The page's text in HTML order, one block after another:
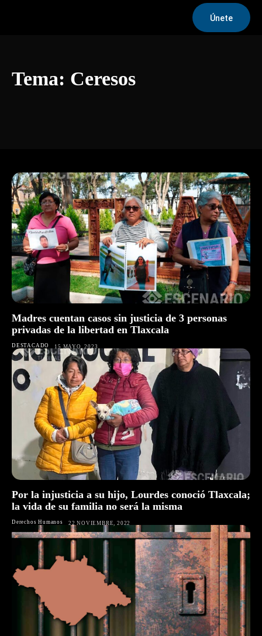
Únete
Tema: Ceresos
Madres cuentan casos sin justicia de 3 personas
privadas de la libertad en Tlaxcala
DESTACADO 15 MAYO, 2023
Por la injusticia a su hijo, Lourdes conoció Tlaxcala;
la vida de su familia no será la misma
Derechos Humanos 22 NOVIEMBRE, 2022